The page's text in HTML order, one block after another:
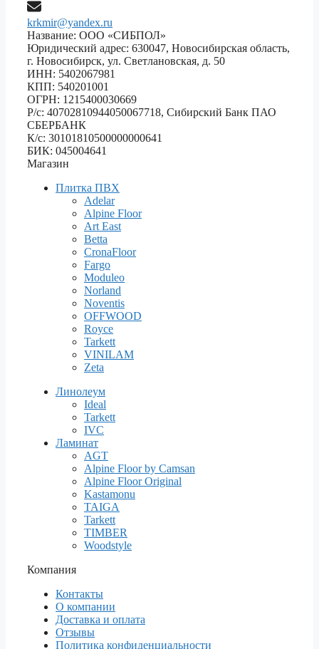
krkmir@yandex.ru
Название: ООО «СИБПОЛ»
Юридический адрес: 630047, Новосибирская область,
г. Новосибирск, ул. Светлановская, д. 50
ИНН: 5402067981
КПП: 540201001
ОГРН: 1215400030669
Р/с: 40702810944050067718, Сибирский Банк ПАО
СБЕРБАНК
К/с: 30101810500000000641
БИК: 045004641
Магазин
Плитка ПВХ
Adelar
Alpine Floor
Art East
Betta
CronaFloor
Fargo
Moduleo
Norland
Noventis
OFFWOOD
Royce
Tarkett
VINILAM
Zeta
Линолеум
Ideal
Tarkett
IVC
Ламинат
AGT
Alpine Floor by Camsan
Alpine Floor Original
Kastamonu
TAIGA
Tarkett
TIMBER
Woodstyle
Компания
Контакты
О компании
Доставка и оплата
Отзывы
Политика конфиденциальности